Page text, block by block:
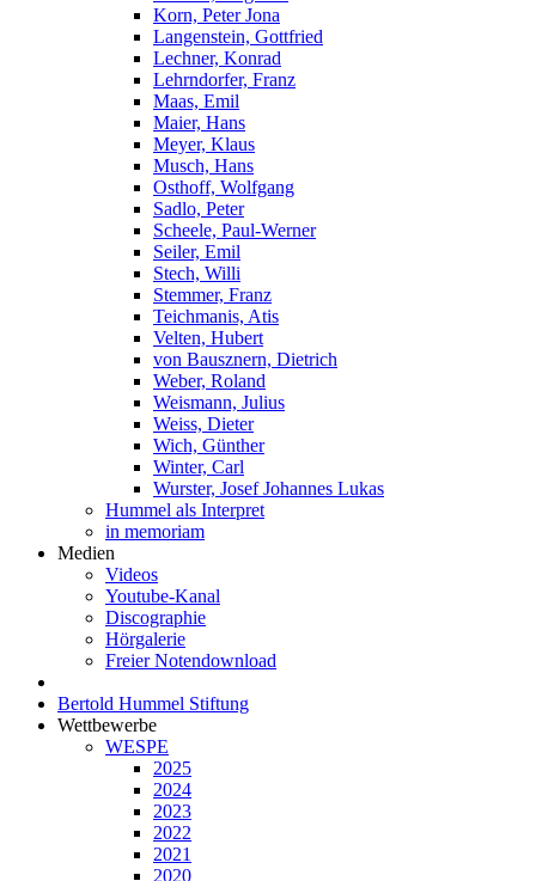
Korn, Peter Jona
Langenstein, Gottfried
Lechner, Konrad
Lehrndorfer, Franz
Maas, Emil
Maier, Hans
Meyer, Klaus
Musch, Hans
Osthoff, Wolfgang
Sadlo, Peter
Scheele, Paul-Werner
Seiler, Emil
Stech, Willi
Stemmer, Franz
Teichmanis, Atis
Velten, Hubert
von Bausznern, Dietrich
Weber, Roland
Weismann, Julius
Weiss, Dieter
Wich, Günther
Winter, Carl
Wurster, Josef Johannes Lukas
Hummel als Interpret
in memoriam
Medien
Videos
Youtube-Kanal
Discographie
Hörgalerie
Freier Notendownload
Bertold Hummel Stiftung
Wettbewerbe
WESPE
2025
2024
2023
2022
2021
2020